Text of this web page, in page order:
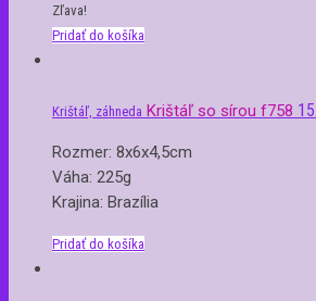
Zľava!
Pridať do košíka
Krištáľ, záhneda Krištáľ so sírou f758
Rozmer: 8x6x4,5cm
Váha: 225g
Krajina: Brazília
Pridať do košíka